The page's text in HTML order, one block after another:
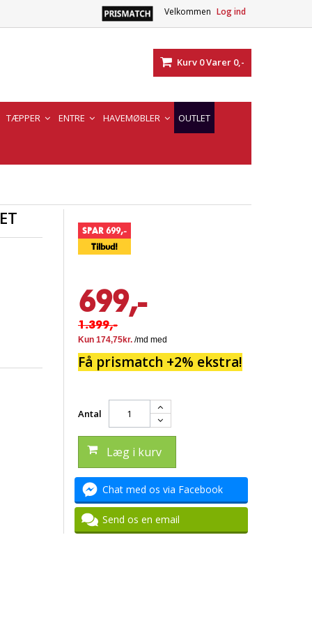
Velkommen Log ind
Kurv 0Varer 0,-
TÆPPER ENTRE HAVEMØBLER OUTLET
SPAR 699,-
Tilbud!
699,-
1.399,-
Få prismatch +2% ekstra!
Antal
Læg i kurv
Chat med os via Facebook
Send os en email